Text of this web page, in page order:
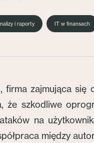
i raporty IT w finansach
firma zajmująca się
że szkodliwe
na
między